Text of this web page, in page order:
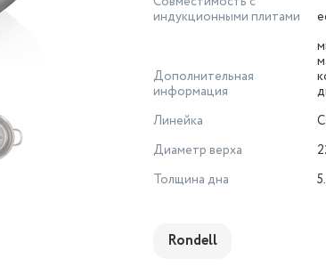
индукционными плитами
Дополнительная
информация
Линейка
Диаметр верха
Толщина дна
Rondell